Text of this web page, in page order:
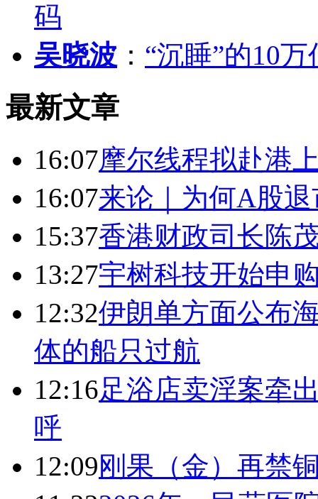
码
吴晓波 ： “沉睡”的10
最新文章
16:07摩尔线程拟赴港
16:07来论｜为何A股
15:37香港财政司长陈
13:27宇树科技开始申
12:32伊朗单方面公布
体的船只过航
12:16足浴店卖淫案牵
呼
12:09刚果（金）再禁